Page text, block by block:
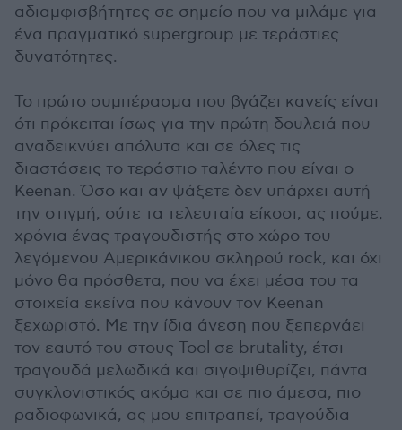
αδιαμφισβήτητες σε σημείο που να μιλάμε για
ένα πραγματικό supergroup με τεράστιες
δυνατότητες.
Το πρώτο συμπέρασμα που βγάζει κανείς είναι
ότι πρόκειται ίσως για την πρώτη δουλειά που
αναδεικνύει απόλυτα και σε όλες τις
διαστάσεις το τεράστιο ταλέντο που είναι ο
Keenan. Όσο και αν ψάξετε δεν υπάρχει αυτή
την στιγμή, ούτε τα τελευταία είκοσι, ας πούμε,
χρόνια ένας τραγουδιστής στο χώρο του
λεγόμενου Αμερικάνικου σκληρού rock, και όχι
μόνο θα πρόσθετα, που να έχει μέσα του τα
στοιχεία εκείνα που κάνουν τον Keenan
ξεχωριστό. Με την ίδια άνεση που ξεπερνάει
τον εαυτό του στους Tool σε brutality, έτσι
τραγουδά μελωδικά και σιγοψιθυρίζει, πάντα
συγκλονιστικός ακόμα και σε πιο άμεσα, πιο
ραδιοφωνικά, ας μου επιτραπεί, τραγούδια